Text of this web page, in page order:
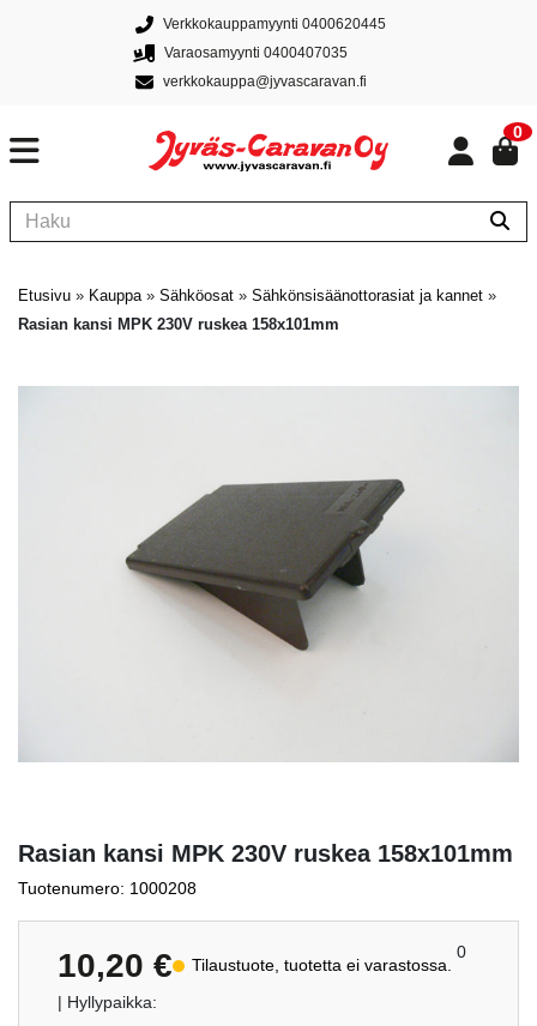
Verkkokauppamyynti 0400620445
Varaosamyynti 0400407035
verkkokauppa@jyvascaravan.fi
0
Etusivu » Kauppa» Sähköosat » Sähkönsisäänottorasiat ja kannet »
Rasian kansi MPK 230V ruskea 158x101mm
Rasian kansi MPK 230V ruskea 158x101mm
Tuotenumero: 1000208
10,20 € Tilaustuote, tuotetta ei varastossa.
0
| Hyllypaikka: